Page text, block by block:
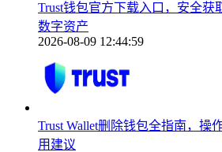
Trust钱包官方下载入口，安全获
数字资产
2026-08-09 12:44:59
Trust Wallet删除钱包全指南，操
用建议